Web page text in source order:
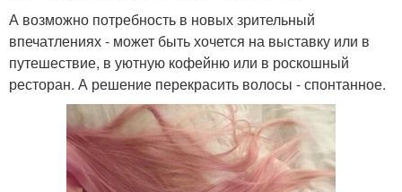
А возможно потребность в новых зрительный
впечатлениях - может быть хочется на выставку или в
путешествие, в уютную кофейню или в роскошный
ресторан. А решение перекрасить волосы - спонтанное.